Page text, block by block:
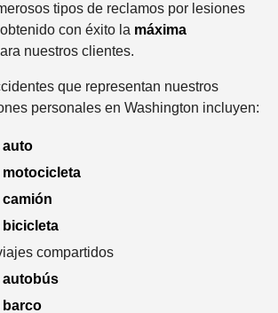
tipos de reclamos por lesiones
con éxito la máxima
nuestros clientes.
que representan nuestros
personales en Washington incluyen:
compartidos
autobús
barco